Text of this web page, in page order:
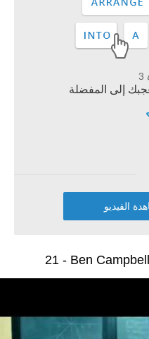
إلى المفضلة
الفيديو
21 - Ben